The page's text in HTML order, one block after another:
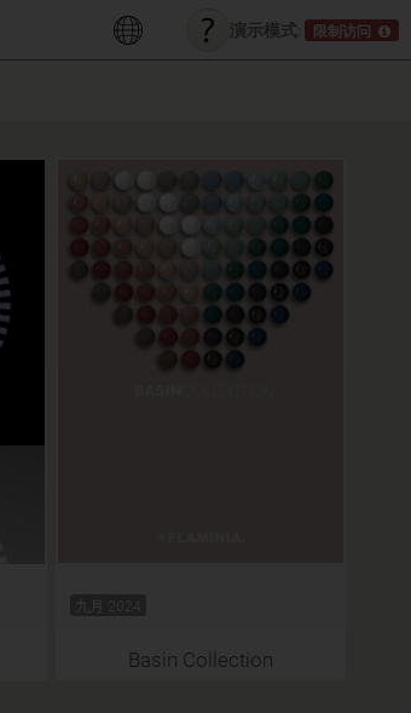
演示模式: 限制访问
九月 2024
Basin Collection